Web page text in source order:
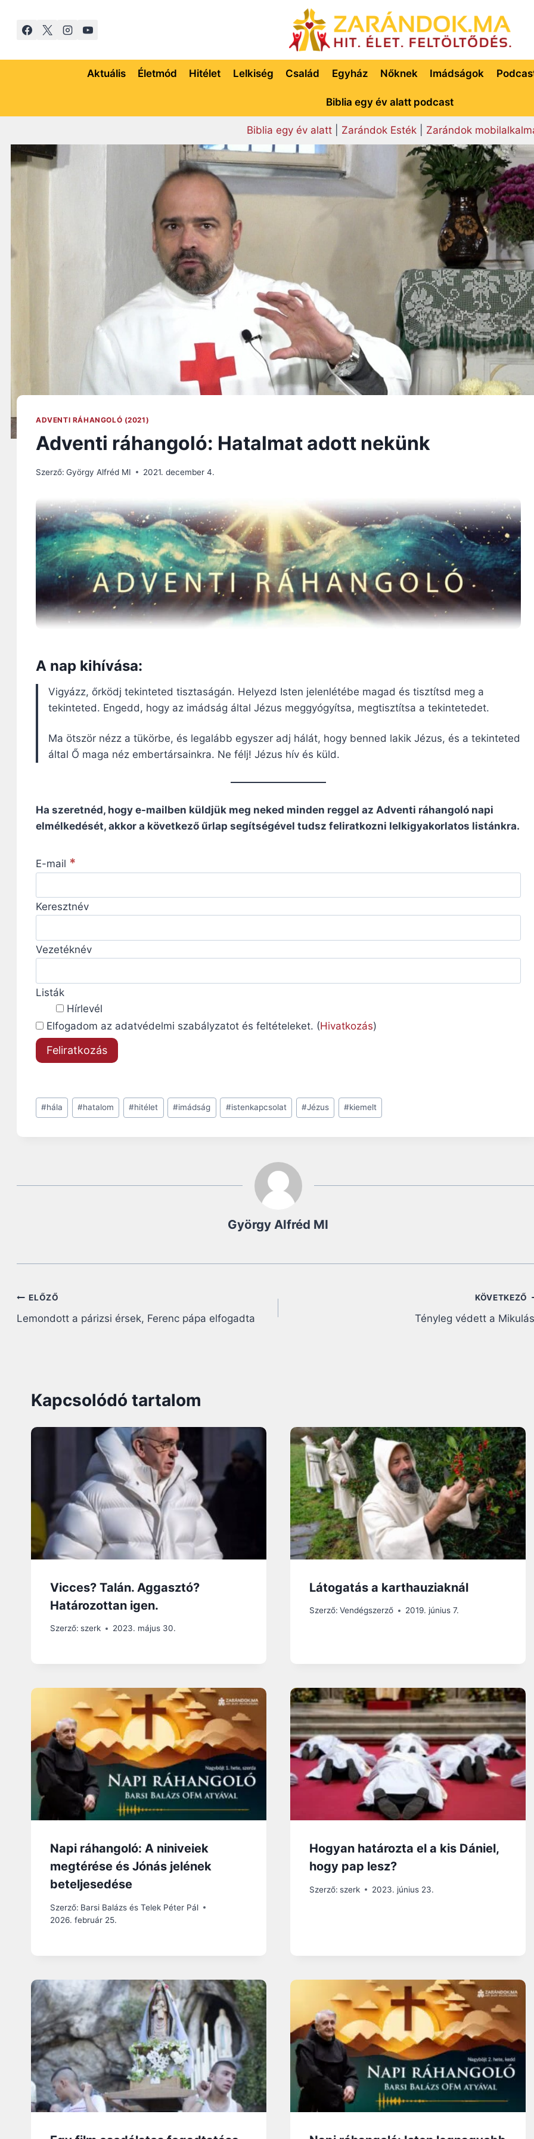
Aktuális Életmód Hitélet Lelkiség Család Egyház Nőknek Imádságok
Biblia egy év alatt podcast
Biblia egy év alatt| Zarándok Esték| Zarándok
ADVENTI RÁHANGOLÓ (2021)
Adventi ráhangoló: Hatalmat adott nekünk
Szerző: György Alfréd MI 2021. december 4.
A nap kihívása:
Vigyázz, őrködj tekinteted tisztaságán. Helyezd Isten jelenlétébe magad és tisztítsd meg a
tekinteted. Engedd, hogy az imádság által Jézus meggyógyítsa, megtisztítsa a tekintetedet.
Ma ötször nézz a tükörbe, és legalább egyszer adj hálát, hogy benned lakik Jézus, és a tekinteted
által Ő maga néz embertársainkra. Ne félj! Jézus hív és küld.
Ha szeretnéd, hogy e-mailben küldjük meg neked minden reggel az Adventi ráhangoló napi
elmélkedését, akkor a következő űrlap segítségével tudsz feliratkozni lelkigyakorlatos listánkra.
E-mail *
Keresztnév
Vezetéknév
Listák
Hírlevél
Elfogadom az adatvédelmi szabályzatot és feltételeket. (Hivatkozás)
Post
Tags:
#hála #hatalom #hitélet #imádság #istenkapcsolat #Jézus #kiemelt
György Alfréd MI
Bejegyzés
navigáció
ELŐZŐ
Lemondott a párizsi érsek, Ferenc pápa elfogadta
KÖVETKEZŐ
Tényleg védett a
Kapcsolódó tartalom
Vicces? Talán. Aggasztó?
Határozottan igen.
Szerző: szerk 2023. május 30.
Látogatás a karthauziaknál
Szerző: Vendégszerző 2019. június 7.
Napi ráhangoló: A niniveiek
megtérése és Jónás jelének
beteljesedése
Szerző: Barsi Balázs és Telek Péter Pál
2026. február 25.
Hogyan határozta el a kis Dániel,
hogy pap lesz?
Szerző: szerk 2023. június 23.